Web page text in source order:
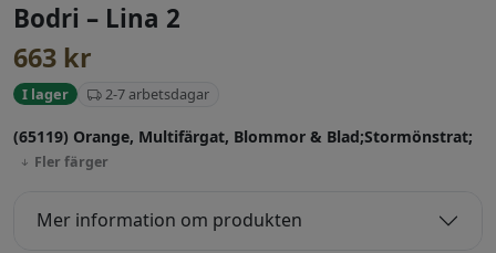
Bodri – Lina 2
663 kr
I lager 2-7 arbetsdagar
(65119) Orange, Multifärgat, Blommor & Blad;Stormönstrat;
Fler färger
Mer information om produkten